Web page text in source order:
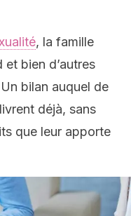
, la famille
bien d’autres
bilan auquel de
déjà, sans
que leur apporte